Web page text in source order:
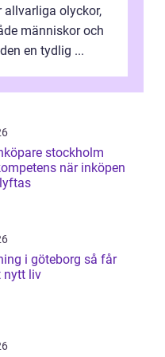
allvarliga olyckor,
människor och
en tydlig ...
stockholm
när inköpen
i göteborg så får
nytt liv